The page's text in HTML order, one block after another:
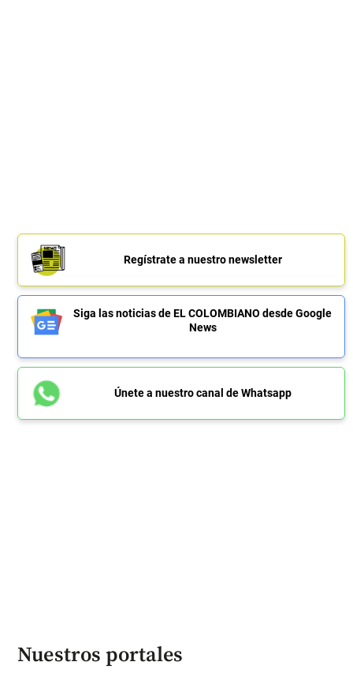
Regístrate a nuestro newsletter
Siga las noticias de EL COLOMBIANO desde Google
News
Únete a nuestro canal de Whatsapp
Nuestros portales